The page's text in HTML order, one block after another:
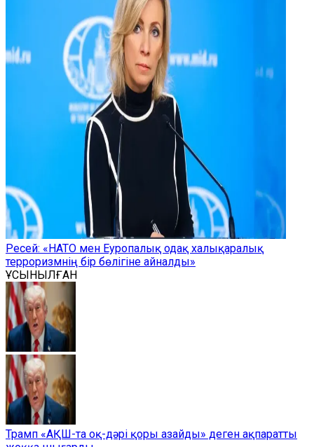
Ресей: «НАТО мен Еуропалық одақ халықаралық
терроризмнің бір бөлігіне айналды»
ҰСЫНЫЛҒАН
Трамп «АҚШ-та оқ-дәрі қоры азайды» деген ақпаратты